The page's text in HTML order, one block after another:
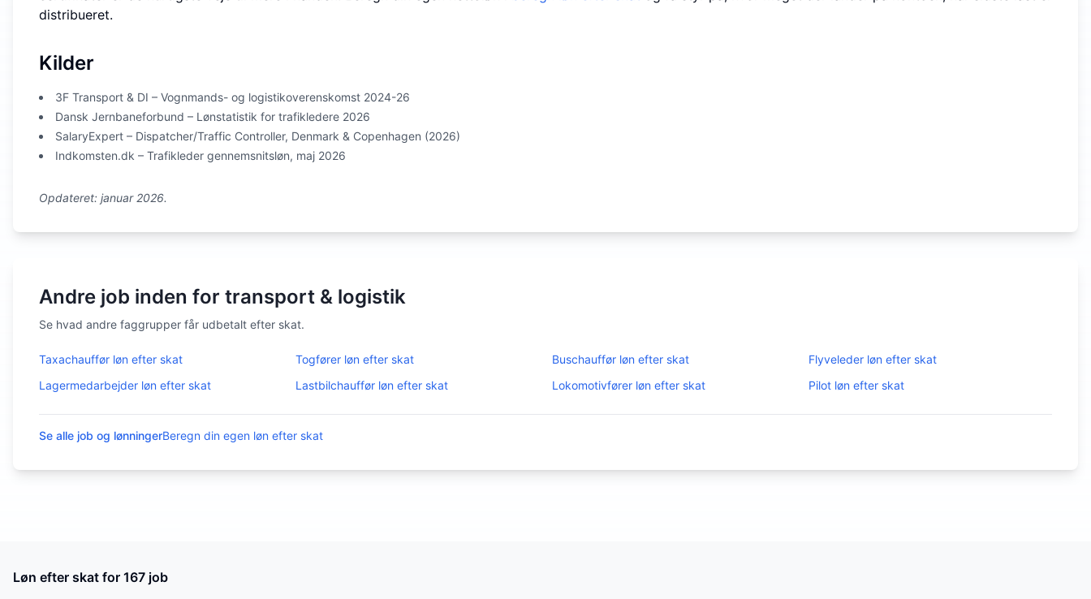
distribueret.
Kilder
3F Transport & DI – Vognmands- og logistikoverenskomst 2024-26
Dansk Jernbaneforbund – Lønstatistik for trafikledere 2026
SalaryExpert – Dispatcher/Traffic Controller, Denmark & Copenhagen (2026)
Indkomsten.dk – Trafikleder gennemsnitsløn, maj 2026
Opdateret: januar 2026.
Andre job inden for transport & logistik
Se hvad andre faggrupper får udbetalt efter skat.
Taxachauffør løn efter skat Togfører løn efter skat Buschauffør løn efter skat Flyveleder løn efter skat
Lagermedarbejder løn efter skat Lastbilchauffør løn efter skat Lokomotivfører løn efter skat Pilot løn efter skat
Se alle job og lønningerBeregn din egen løn efter skat
Løn efter skat for 167 job